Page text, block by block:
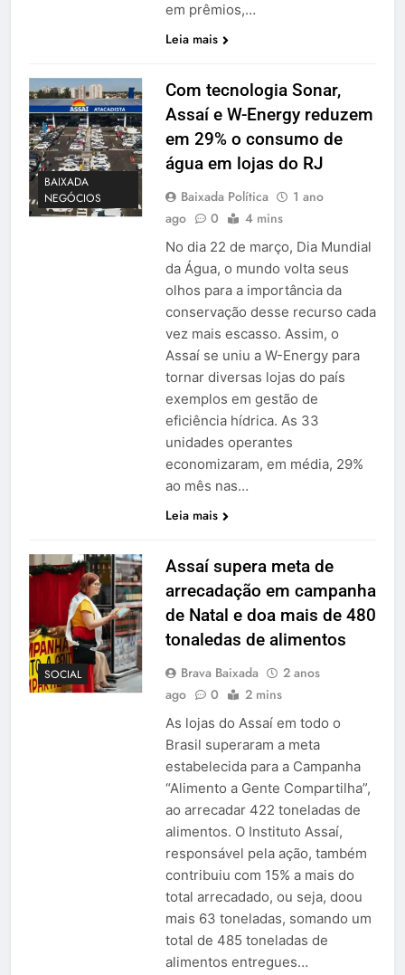
em prêmios,…
Leia mais
BAIXADA
NEGÓCIOS
Com tecnologia Sonar,
Assaí e W-Energy reduzem
em 29% o consumo de
água em lojas do RJ
Baixada Política
1 ano
ago
0 4 mins
No dia 22 de março, Dia Mundial
da Água, o mundo volta seus
olhos para a importância da
conservação desse recurso cada
vez mais escasso. Assim, o
Assaí se uniu a W-Energy para
tornar diversas lojas do país
exemplos em gestão de
eficiência hídrica. As 33
unidades operantes
economizaram, em média, 29%
ao mês nas…
Leia mais
SOCIAL
Assaí supera meta de
arrecadação em campanha
de Natal e doa mais de 480
tonaledas de alimentos
Brava Baixada
2 anos
ago
0 2 mins
As lojas do Assaí em todo o
Brasil superaram a meta
estabelecida para a Campanha
“Alimento a Gente Compartilha”,
ao arrecadar 422 toneladas de
alimentos. O Instituto Assaí,
responsável pela ação, também
contribuiu com 15% a mais do
total arrecadado, ou seja, doou
mais 63 toneladas, somando um
total de 485 toneladas de
alimentos entregues…